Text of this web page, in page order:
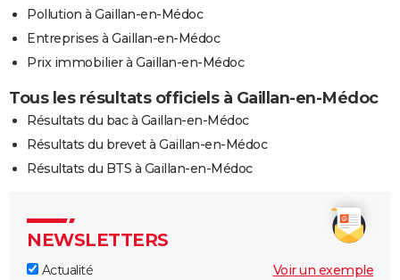
Pollution à Gaillan-en-Médoc
Entreprises à Gaillan-en-Médoc
Prix immobilier à Gaillan-en-Médoc
Tous les résultats officiels à Gaillan-en-Médoc
Résultats du bac à Gaillan-en-Médoc
Résultats du brevet à Gaillan-en-Médoc
Résultats du BTS à Gaillan-en-Médoc
NEWSLETTERS
Actualité
Voir un exemple